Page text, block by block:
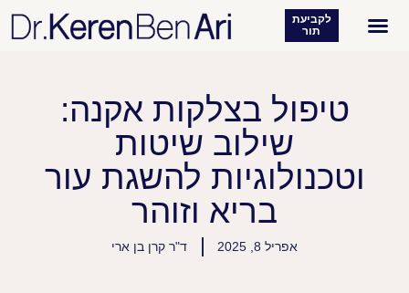
לקביעת
תור
טיפול בצלקות אקנה:
שילוב שיטות
וטכנולוגיות להשגת עור
בריא וזוהר
אפריל 8, 2025 ד"ר קרן בן ארי